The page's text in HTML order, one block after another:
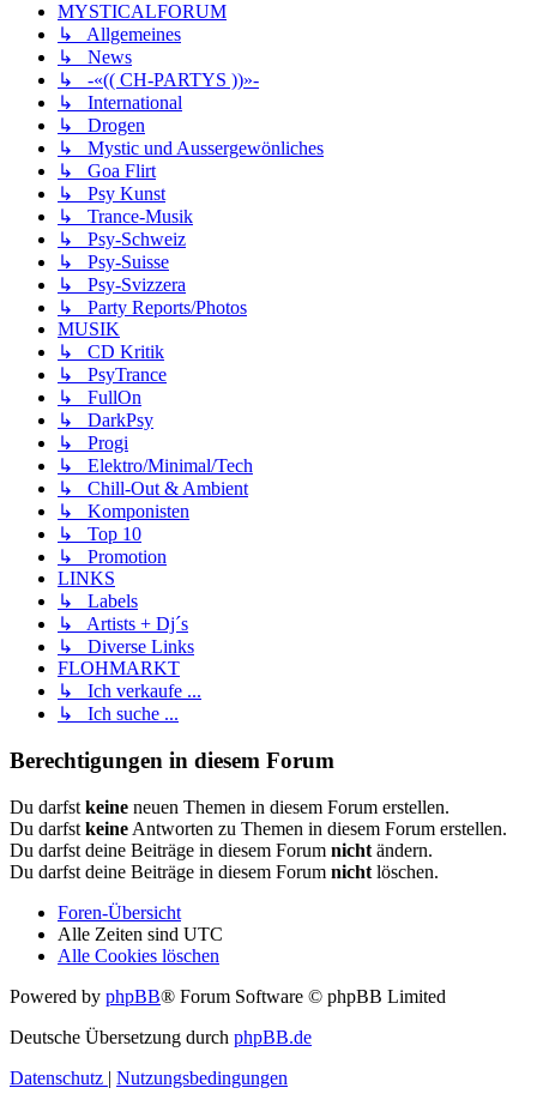
MYSTICALFORUM
↳ Allgemeines
↳ News
↳ -«(( CH-PARTYS ))»-
↳ International
↳ Drogen
↳ Mystic und Aussergewönliches
↳ Goa Flirt
↳ Psy Kunst
↳ Trance-Musik
↳ Psy-Schweiz
↳ Psy-Suisse
↳ Psy-Svizzera
↳ Party Reports/Photos
MUSIK
↳ CD Kritik
↳ PsyTrance
↳ FullOn
↳ DarkPsy
↳ Progi
↳ Elektro/Minimal/Tech
↳ Chill-Out & Ambient
↳ Komponisten
↳ Top 10
↳ Promotion
LINKS
↳ Labels
↳ Artists + Dj´s
↳ Diverse Links
FLOHMARKT
↳ Ich verkaufe ...
↳ Ich suche ...
Berechtigungen in diesem Forum
Du darfst keine neuen Themen in diesem Forum erstellen.
Du darfst keine Antworten zu Themen in diesem Forum erstellen.
Du darfst deine Beiträge in diesem Forum nicht ändern.
Du darfst deine Beiträge in diesem Forum nicht löschen.
Foren-Übersicht
Alle Zeiten sind UTC
Alle Cookies löschen
Powered by phpBB® Forum Software © phpBB Limited
Deutsche Übersetzung durch phpBB.de
Datenschutz | Nutzungsbedingungen